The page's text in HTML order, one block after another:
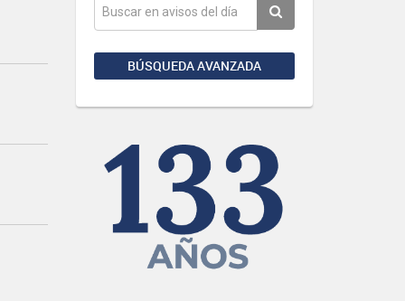
BÚSQUEDA AVANZADA